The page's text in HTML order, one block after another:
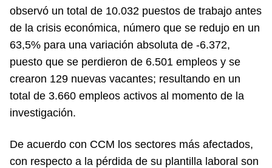
observó un total de 10.032 puestos de trabajo antes
de la crisis económica, número que se redujo en un
63,5% para una variación absoluta de -6.372,
puesto que se perdieron de 6.501 empleos y se
crearon 129 nuevas vacantes; resultando en un
total de 3.660 empleos activos al momento de la
investigación.
De acuerdo con CCM los sectores más afectados,
con respecto a la pérdida de su plantilla laboral son